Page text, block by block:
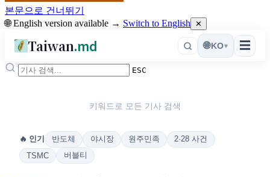
본문으로 건너뛰기
🌐 English version available → Switch to English ✕
Taiwan.md ☰
🌐KO▾
ESC
키워드로 모든 기사 검색
🔥 인기 반도체 야시장 원주민족
2·28 사건
TSMC
버블티